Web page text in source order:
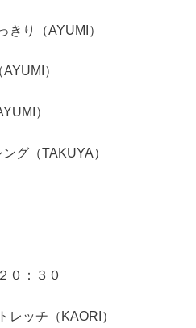
り（AYUMI）
）
）
グ（TAKUYA）
０：３０
ッチ（KAORI）